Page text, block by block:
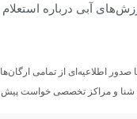
آبی درباره
اطلاعیه‌ای از تمامی
شنا و مراکز تخصصی خواست پیش